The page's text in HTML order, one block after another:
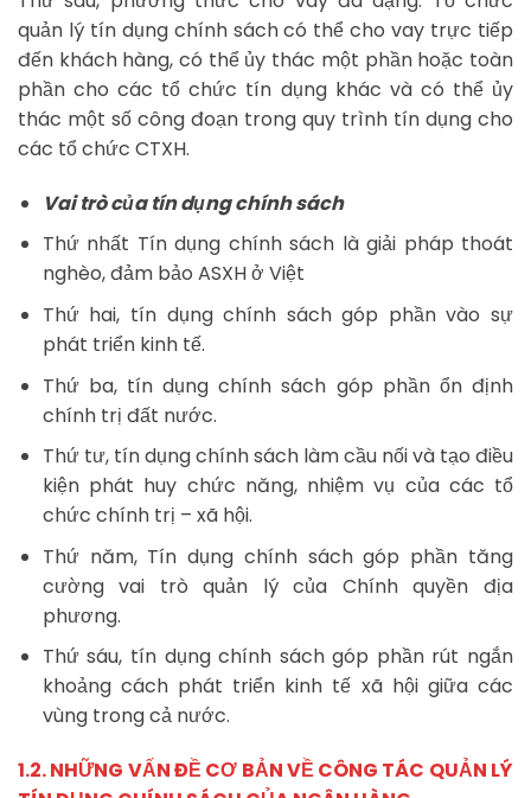
quản lý tín dụng chính sách có thể cho vay trực tiếp
đến khách hàng, có thể ủy thác một phần hoặc toàn
phần cho các tổ chức tín dụng khác và có thể ủy
thác một số công đoạn trong quy trình tín dụng cho
các tổ chức CTXH.
Vai trò của tín dụng chính sách
Thứ nhất Tín dụng chính sách là giải pháp thoát
nghèo, đảm bảo ASXH ở Việt
Thứ hai, tín dụng chính sách góp phần vào sự
phát triển kinh tế.
Thứ ba, tín dụng chính sách góp phần ổn định
chính trị đất nước.
Thứ tư, tín dụng chính sách làm cầu nối và tạo điều
kiện phát huy chức năng, nhiệm vụ của các tổ
chức chính trị – xã hội.
Thứ năm, Tín dụng chính sách góp phần tăng
cường vai trò quản lý của Chính quyền địa
phương.
Thứ sáu, tín dụng chính sách góp phần rút ngắn
khoảng cách phát triển kinh tế xã hội giữa các
vùng trong cả nước.
1.2. NHỮNG VẤN ĐỀ CƠ BẢN VỀ CÔNG TÁC QUẢN LÝ